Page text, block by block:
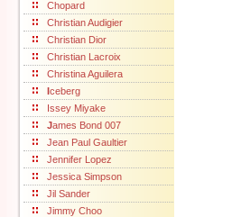
Chopard
Christian Audigier
Christian Dior
Christian Lacroix
Christina Aguilera
Iceberg
Issey Miyake
James Bond 007
Jean Paul Gaultier
Jennifer Lopez
Jessica Simpson
Jil Sander
Jimmy Choo